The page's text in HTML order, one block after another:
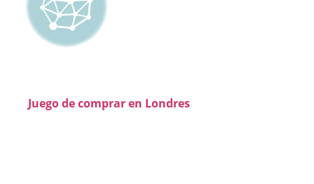
Juego de comprar en Londres